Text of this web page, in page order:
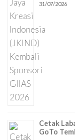
31/07/2026
Cetak
GoTo